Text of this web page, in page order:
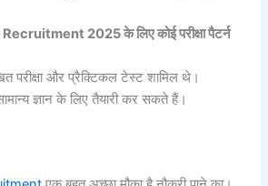
2025 के लिए कोई परीक्षा पैटर्न
परीक्षा और प्रैक्टिकल टेस्ट शामिल थे।
ज्ञान के लिए तैयारी कर सकते हैं।